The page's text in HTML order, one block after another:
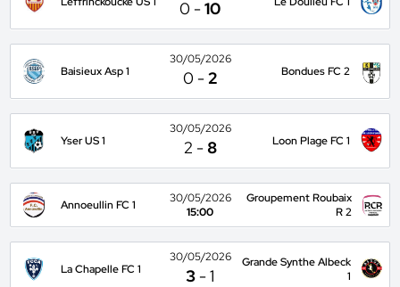
0 -10
Baisieux Asp 1
30/05/2026
0 -2 Bondues FC 2
Yser US 1
30/05/2026
2 -8 Loon Plage FC 1
Annoeullin FC 1
30/05/2026
15:00
Groupement Roubaix
R 2
La Chapelle FC 1
30/05/2026
3 -1
Grande Synthe Albeck
1